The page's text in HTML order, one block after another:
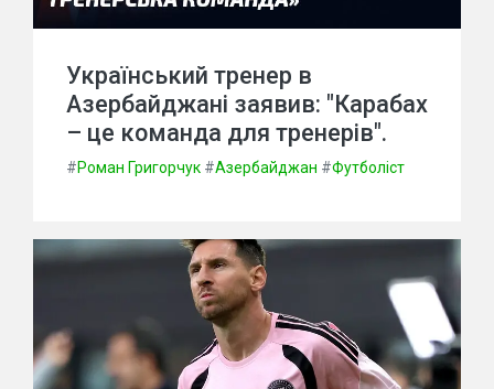
Український тренер в
Азербайджані заявив: "Карабах
– це команда для тренерів".
#Роман Григорчук #Азербайджан #Футболіст